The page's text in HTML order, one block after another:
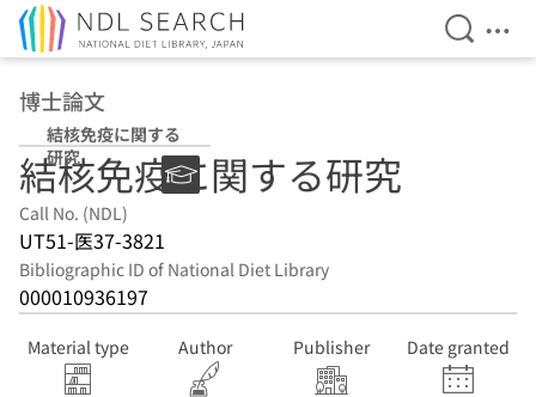
Open
博士論文
結核免疫に関する
研究
結核免疫に関する研究
Call No. (NDL)
UT51-医37-3821
Bibliographic ID of National Diet Library
000010936197
Material type Author Publisher Date granted